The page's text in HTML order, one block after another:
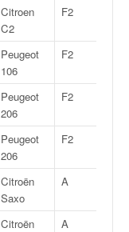
Citroen
C2
F2
Peugeot
106
F2
Peugeot
206
F2
Peugeot
206
F2
Citroën
Saxo
A
Citroën
A